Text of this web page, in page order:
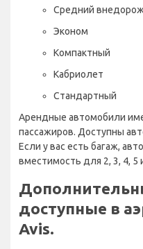
Средний
Эконом
Компактный
Кабриолет
Стандартный
Арендные автомобили
пассажиров. Доступны
Если у вас есть багаж,
вместимость для 2, 3, 4, 5
доступные в
Avis.